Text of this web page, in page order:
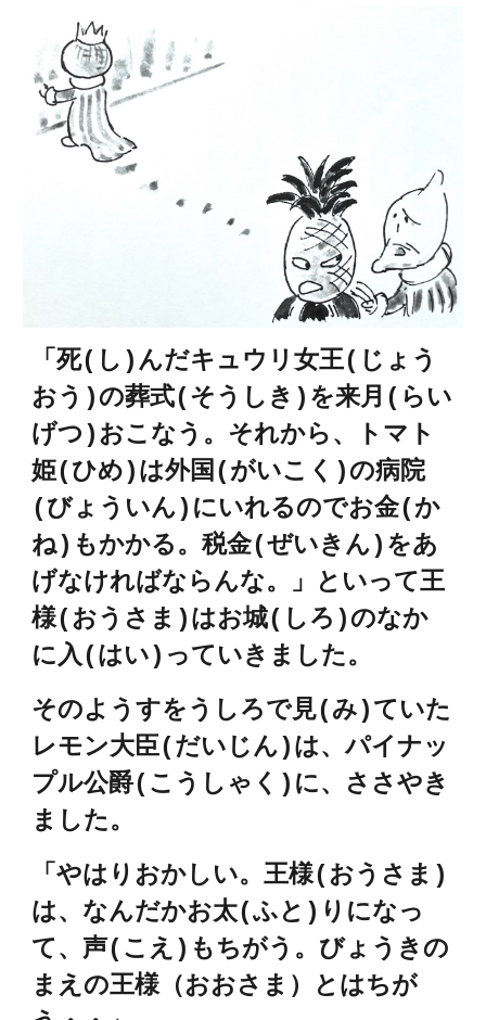
「死(し)んだキュウリ女王(じょう
おう)の葬式(そうしき)を来月(らい
げつ)おこなう。それから、トマト
姫(ひめ)は外国(がいこく)の病院
(びょういん)にいれるのでお金(か
ね)もかかる。税金(ぜいきん)をあ
げなければならんな。」といって王
様(おうさま)はお城(しろ)のなか
に入(はい)っていきました。
そのようすをうしろで見(み)ていた
レモン大臣(だいじん)は、パイナッ
プル公爵(こうしゃく)に、ささやき
ました。
「やはりおかしい。王様(おうさま)
は、なんだかお太(ふと)りになっ
て、声(こえ)もちがう。びょうきの
まえの王様（おおさま）とはちが